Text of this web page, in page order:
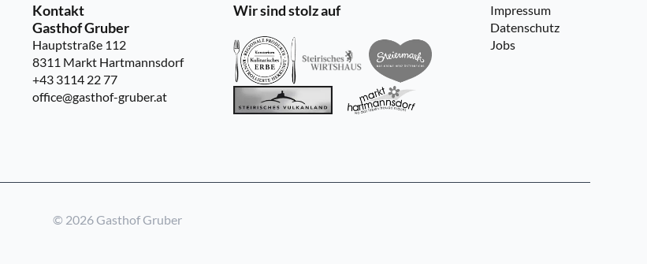
Kontakt
Gasthof Gruber
Hauptstraße 112
8311 Markt Hartmannsdorf
+43 3114 22 77
office@gasthof-gruber.at
Wir sind stolz auf
Impressum
Datenschutz
Jobs
© 2026 Gasthof Gruber